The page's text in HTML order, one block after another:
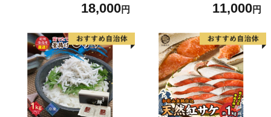
【肉 牛肉 ブランド牛 黒毛和
18,000円
用品 消耗品 無香料 生活用品
11,000円